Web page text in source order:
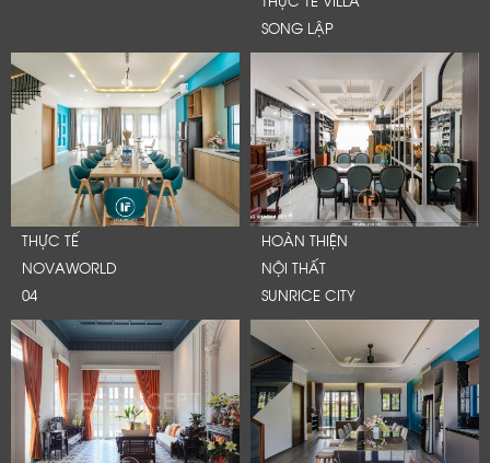
SONG LẬP
THỰC TẾ
NOVAWORLD
04
HOÀN THIỆN
NỘI THẤT
SUNRICE CITY